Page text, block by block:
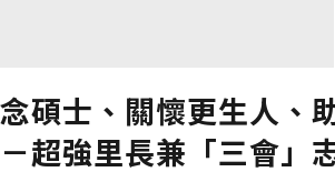
念碩士、關懷更生人、
－超強里長兼「三會」